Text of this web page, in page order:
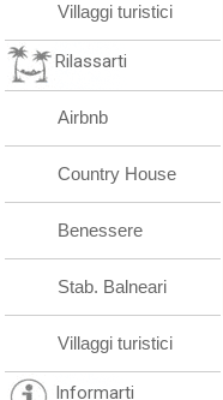
Villaggi turistici
Rilassarti
Airbnb
Country House
Benessere
Stab. Balneari
Villaggi turistici
Informarti